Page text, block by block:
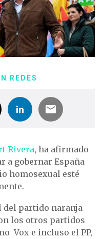
REDES
Rivera, ha afirmado
a gobernar España
homosexual esté
del partido naranja
los otros partidos
Vox e incluso el PP,